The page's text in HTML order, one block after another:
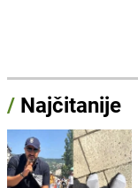
/ Najčitanije